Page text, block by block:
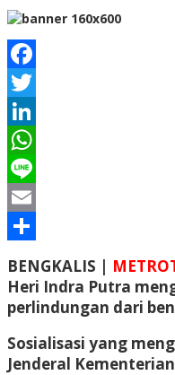
Facebook
Twitter
LinkedIn
WhatsApp
Line
Email
BENGKALIS |
Heri Indra Putra
perlindungan dari
Sosialisasi yang
Jenderal